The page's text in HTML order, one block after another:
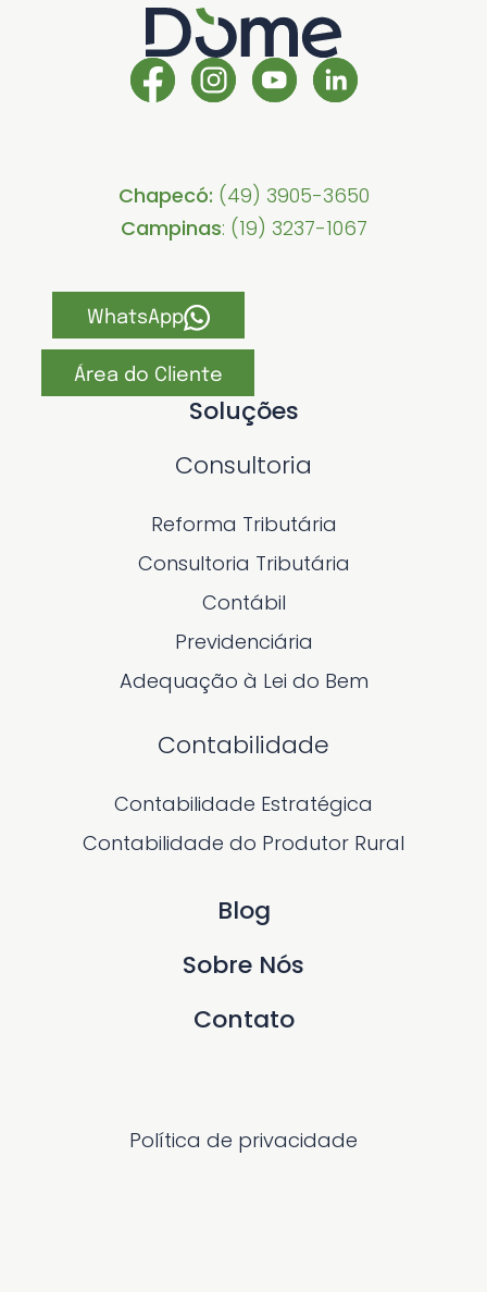
WhatsApp
Área do Cliente
Chapecó: (49) 3905-3650
Campinas: (19) 3237-1067
Soluções
Consultoria
Reforma Tributária
Consultoria Tributária
Contábil
Previdenciária
Adequação à Lei do Bem
Contabilidade
Contabilidade Estratégica
Contabilidade do Produtor Rural
Blog
Sobre Nós
Contato
Política de privacidade